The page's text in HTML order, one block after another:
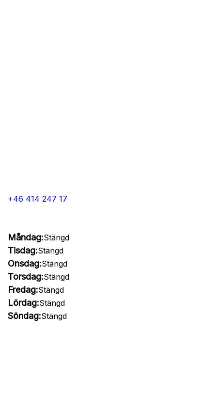
+46 414 247 17
Måndag:Stängd
Tisdag:Stängd
Onsdag:Stängd
Torsdag:Stängd
Fredag:Stängd
Lördag:Stängd
Söndag:Stängd